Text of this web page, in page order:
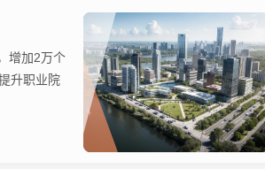
增加2万个
升职业院